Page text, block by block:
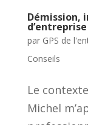
Démission,
par GPS de
Conseils
Le
Michel